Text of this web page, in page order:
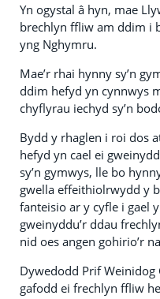
Yn ogystal â hyn, mae
brechlyn ffliw am ddim i
yng Nghymru.
Mae’r rhai hynny sy’n
ddim hefyd yn cynnwys
chyflyrau iechyd sy’n
Bydd y rhaglen i roi dos
hefyd yn cael ei
sy’n gymwys, lle bo
gwella effeithiolrwydd y
fanteisio ar y cyfle i gael
gweinyddu’r ddau
nid oes angen gohirio’r
Dywedodd Prif
gafodd ei frechlyn ffliw